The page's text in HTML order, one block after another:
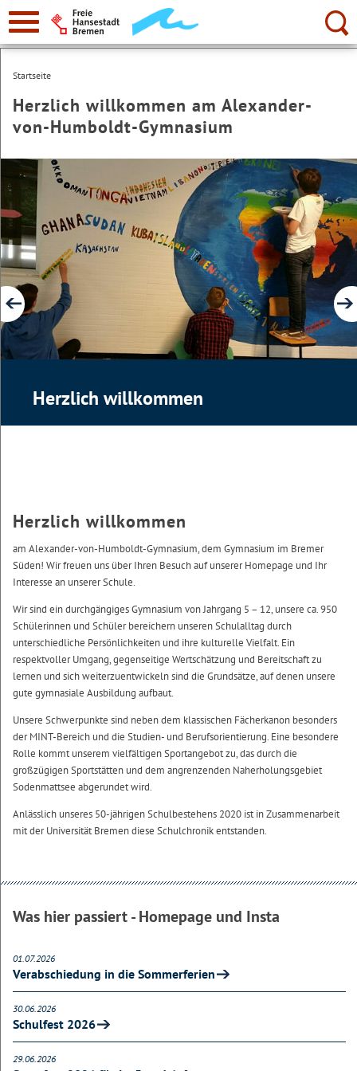
zur
Navigation
Suche:
Startseite
Herzlich willkommen am Alexander-
von-Humboldt-Gymnasium
Herzlich willkommen
Herzlich willkommen
am Alexander-von-Humboldt-Gymnasium, dem Gymnasium im Bremer
Süden! Wir freuen uns über Ihren Besuch auf unserer Homepage und Ihr
Interesse an unserer Schule.
Wir sind ein durchgängiges Gymnasium von Jahrgang 5 – 12, unsere ca. 950
Schülerinnen und Schüler bereichern unseren Schulalltag durch
unterschiedliche Persönlichkeiten und ihre kulturelle Vielfalt. Ein
respektvoller Umgang, gegenseitige Wertschätzung und Bereitschaft zu
lernen und sich weiterzuentwickeln sind die Grundsätze, auf denen unsere
gute gymnasiale Ausbildung aufbaut.
Unsere Schwerpunkte sind neben dem klassischen Fächerkanon besonders
der MINT-Bereich und die Studien- und Berufsorientierung. Eine besondere
Rolle kommt unserem vielfältigen Sportangebot zu, das durch die
großzügigen Sportstätten und dem angrenzenden Naherholungsgebiet
Sodenmattsee abgerundet wird.
Anlässlich unseres 50-jährigen Schulbestehens 2020 ist in Zusammenarbeit
mit der Universität Bremen diese Schulchronik entstanden.
Was hier passiert - Homepage und Insta
01.07.2026
Verabschiedung in die Sommerferien
30.06.2026
Schulfest 2026
29.06.2026